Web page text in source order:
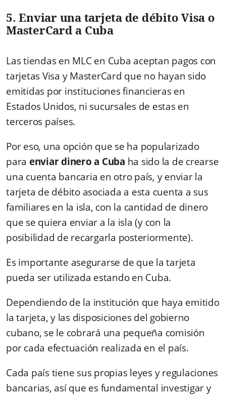
5. Enviar una tarjeta de débito Visa o
MasterCard a Cuba
Las tiendas en MLC en Cuba aceptan pagos con
tarjetas Visa y MasterCard que no hayan sido
emitidas por instituciones financieras en
Estados Unidos, ni sucursales de estas en
terceros países.
Por eso, una opción que se ha popularizado
para enviar dinero a Cuba ha sido la de crearse
una cuenta bancaria en otro país, y enviar la
tarjeta de débito asociada a esta cuenta a sus
familiares en la isla, con la cantidad de dinero
que se quiera enviar a la isla (y con la
posibilidad de recargarla posteriormente).
Es importante asegurarse de que la tarjeta
pueda ser utilizada estando en Cuba.
Dependiendo de la institución que haya emitido
la tarjeta, y las disposiciones del gobierno
cubano, se le cobrará una pequeña comisión
por cada efectuación realizada en el país.
Cada país tiene sus propias leyes y regulaciones
bancarias, así que es fundamental investigar y